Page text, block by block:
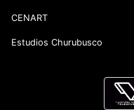
CENART
Estudios Churubusco